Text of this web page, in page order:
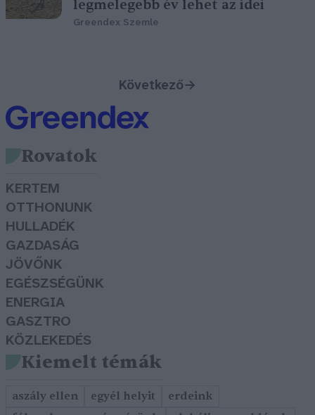
legmelegebb év lehet az idei
Greendex Szemle
Következő→
Rovatok
KERTEM
OTTHONUNK
HULLADÉK
GAZDASÁG
JÖVŐNK
EGÉSZSÉGÜNK
ENERGIA
GASZTRO
KÖZLEKEDÉS
Kiemelt témák
aszály ellen egyél helyit
erdeink